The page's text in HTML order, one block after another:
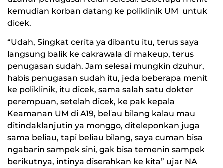
kemudian korban datang ke poliklinik UM untuk
dicek.
“Udah, Singkat cerita ya dibantu itu, terus saya
langsung balik ke cakrawala di makeup, terus
penugasan sudah. Jam selesai mungkin dzuhur,
habis penugasan sudah itu, jeda beberapa menit
ke poliklinik, itu dicek, sama salah satu dokter
perempuan, setelah dicek, ke pak kepala
Keamanan UM di A19, beliau bilang kalau mau
ditindaklanjutin ya monggo, diteleponkan juga
sama beliau, tapi beliau bilang, saya cuman bisa
ngabarin sampek sini, gak bisa temenin sampek
berikutnya, intinya diserahkan ke kita” ujar NA